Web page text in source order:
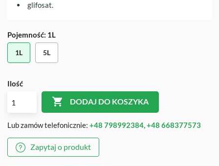
glifosat.
Pojemność: 1L
1L 5L
Ilość
 DODAJ DO KOSZYKA
Lub zamów telefonicznie: +48 798992384, +48 668377573
Zapytaj o produkt